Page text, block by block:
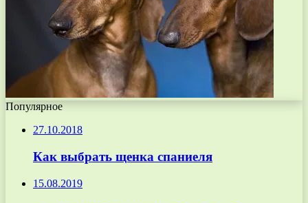
Популярное
27.10.2018
Как выбрать щенка спаниеля
15.08.2019